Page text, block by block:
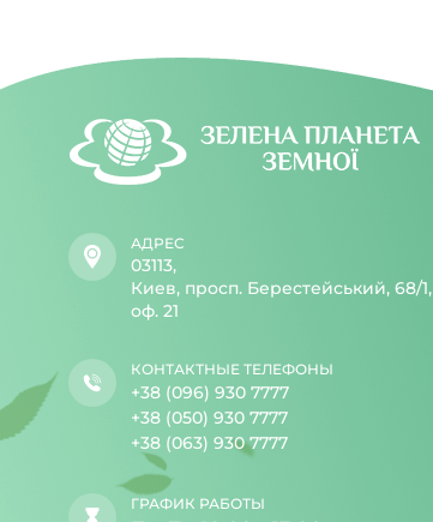
АДРЕС
03113,
Киев, просп. Берестейський, 68/1,
оф. 21
КОНТАКТНЫЕ ТЕЛЕФОНЫ
+38 (096) 930 7777
+38 (050) 930 7777
+38 (063) 930 7777
ГРАФИК РАБОТЫ